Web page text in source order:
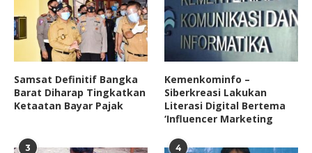
Samsat Definitif Bangka
Barat Diharap Tingkatkan
Ketaatan Bayar Pajak
Kemenkominfo –
Siberkreasi Lakukan
Literasi Digital Bertema
‘Influencer Marketing
3 4